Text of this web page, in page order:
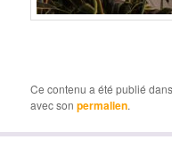
Ce contenu a été publié
avec sonpermalien.